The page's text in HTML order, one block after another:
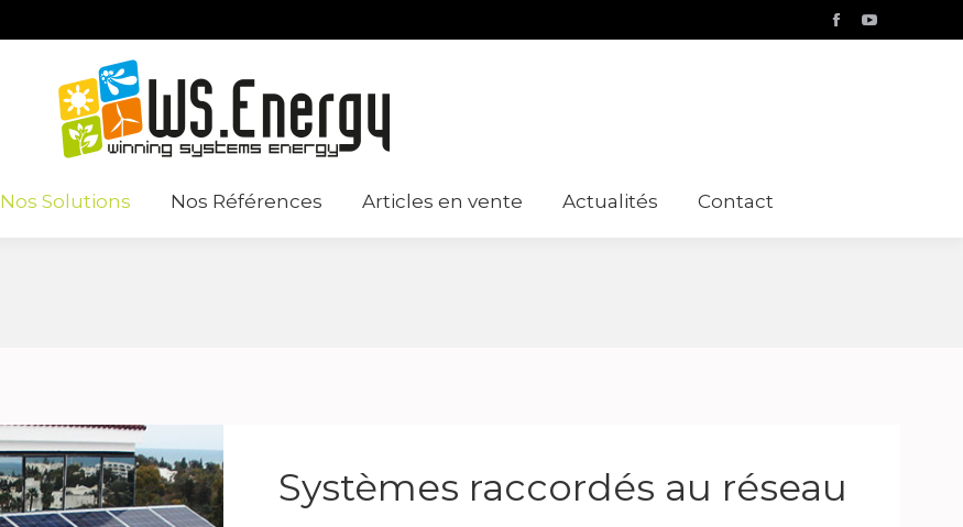
FacebookYouTube
Nos Solutions Nos Références Articles en vente Actualités Contact
Systèmes raccordés au réseau